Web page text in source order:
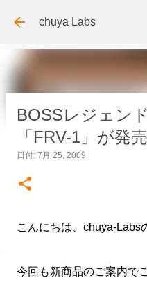
スキップしてメ
chuya Labs
BOSSレジェン
「FRV-1」が発売
日付: 7月 25, 2009
こんにちは、chuya-Labs
今回も新商品のご案内で